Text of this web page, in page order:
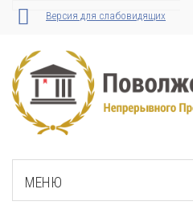
Версия для слабовидящих
МЕНЮ